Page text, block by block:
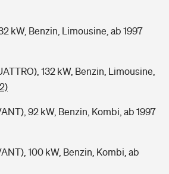
kW, Benzin, Limousine, ab 1997
132 kW, Benzin, Limousine,
92 kW, Benzin, Kombi, ab 1997
100 kW, Benzin, Kombi, ab